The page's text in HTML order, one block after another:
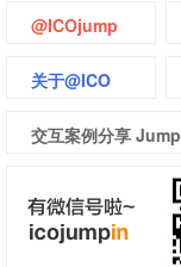
@ICOjump
关于@ICO
交互案例分享 Jump